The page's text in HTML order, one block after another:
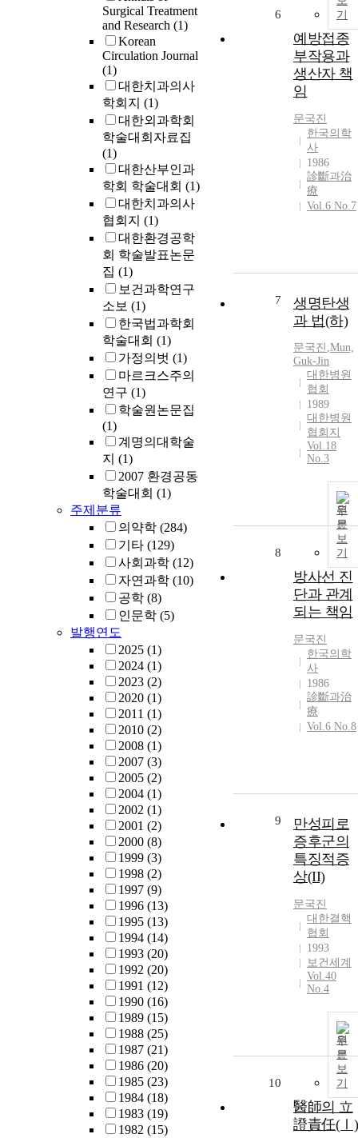
Surgical Treatment
and Research (1)
Korean
Circulation Journal
(1)
대한치과의사
학회지 (1)
대한외과학회
학술대회자료집
(1)
대한산부인과
학회 학술대회 (1)
대한치과의사
협회지 (1)
대한환경공학
회 학술발표논문
집 (1)
보건과학연구
소보 (1)
한국법과학회
학술대회 (1)
가정의벗 (1)
마르크스주의
연구 (1)
학술원논문집
(1)
계명의대학술
지 (1)
2007 환경공동
학술대회 (1)
주제분류
의약학 (284)
기타 (129)
사회과학 (12)
자연과학 (10)
공학 (8)
인문학 (5)
발행연도
2025 (1)
2024 (1)
2023 (2)
2020 (1)
2011 (1)
2010 (2)
2008 (1)
2007 (3)
2005 (2)
2004 (1)
2002 (1)
2001 (2)
2000 (8)
1999 (3)
1998 (2)
1997 (9)
1996 (13)
1995 (13)
1994 (14)
1993 (20)
1992 (20)
1991 (12)
1990 (16)
1989 (15)
1988 (25)
1987 (21)
1986 (20)
1985 (23)
1984 (18)
1983 (19)
1982 (15)
기
6
예방접종
부작용과
생산자 책
임
문국진
한국의학
사
1986
診斷과治
療
Vol.6 No.7
7
생명탄생
과 법(하)
문국진 ,Mun,
Guk-Jin
대한병원
협회
1989
대한병원
협회지
Vol.18
No.3
원
문
보
기
8
방사선 진
단과 관계
되는 책임
문국진
한국의학
사
1986
診斷과治
療
Vol.6 No.8
9
만성피로
증후군의
특징적증
상(II)
문국진
대한결핵
협회
1993
보건세계
Vol.40
No.4
원
문
보
기
10
醫師의 立
證責任(Ⅰ)